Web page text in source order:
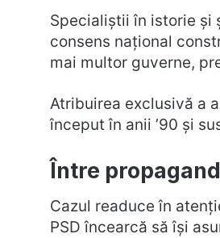
Specialiștii în istorie și
consens național
mai multor guverne,
Atribuirea exclusivă a
început în anii ’90 și
Între
Cazul readuce în
PSD încearcă să își